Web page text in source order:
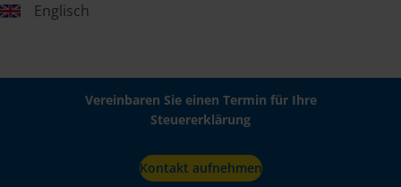
Englisch
Vereinbaren Sie einen Termin für Ihre
Steuererklärung
Kontakt aufnehmen